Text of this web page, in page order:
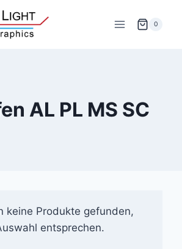
0
AL PL MS SC
keine Produkte gefunden,
entsprechen.